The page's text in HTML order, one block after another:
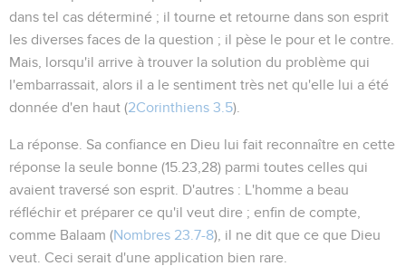
dans tel cas déterminé ; il tourne et retourne dans son esprit
les diverses faces de la question ; il pèse le pour et le contre.
Mais, lorsqu'il arrive à trouver la solution du problème qui
l'embarrassait, alors il a le sentiment très net qu'elle lui a été
donnée d'en haut (2Corinthiens 3.5).
La réponse . Sa confiance en Dieu lui fait reconnaître en cette
réponse la seule bonne (15.23,28) parmi toutes celles qui
avaient traversé son esprit. D'autres : L'homme a beau
réfléchir et préparer ce qu'il veut dire ; enfin de compte,
comme Balaam (Nombres 23.7-8), il ne dit que ce que Dieu
veut. Ceci serait d'une application bien rare.